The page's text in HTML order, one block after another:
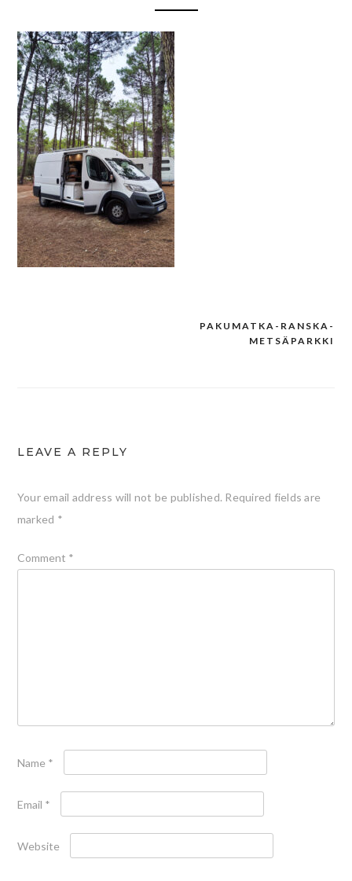
PAKUMATKA-RANSKA-
METSÄPARKKI
LEAVE A REPLY
Your email address will not be published. Required fields are
marked *
Comment *
Name *
Email *
Website